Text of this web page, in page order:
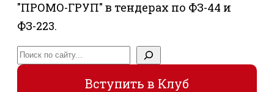
"ПРОМО-ГРУП" в тендерах по ФЗ-44 и
ФЗ-223.
Поиск
Вступить в Клуб